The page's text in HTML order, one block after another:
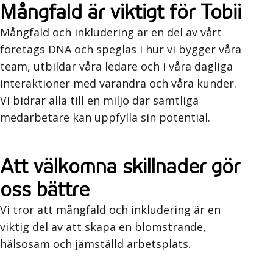
Mångfald är viktigt för Tobii
Mångfald och inkludering är en del av vårt
företags DNA och speglas i hur vi bygger våra
team, utbildar våra ledare och i våra dagliga
interaktioner med varandra och våra kunder.
Vi bidrar alla till en miljö där samtliga
medarbetare kan uppfylla sin potential.
Att välkomna skillnader gör
oss bättre
Vi tror att mångfald och inkludering är en
viktig del av att skapa en blomstrande,
hälsosam och jämställd arbetsplats.